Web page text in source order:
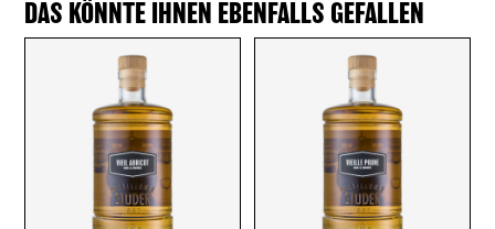
DAS KÖNNTE IHNEN EBENFALLS GEFALLEN